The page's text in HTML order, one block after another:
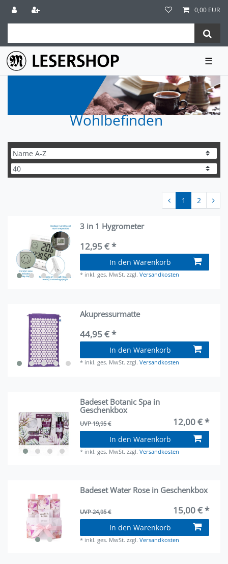
0,00 EUR
☰
Wohlbefinden
1 2
3 in 1 Hygrometer
12,95 € *
In den Warenkorb
* inkl. ges. MwSt. zzgl.Versandkosten
Akupressurmatte
44,95 € *
In den Warenkorb
* inkl. ges. MwSt. zzgl.Versandkosten
Badeset Botanic Spa in
Geschenkbox
UVP 19,95 € 12,00 € *
In den Warenkorb
* inkl. ges. MwSt. zzgl.Versandkosten
Badeset Water Rose in Geschenkbox
UVP 24,95 € 15,00 € *
In den Warenkorb
* inkl. ges. MwSt. zzgl.Versandkosten